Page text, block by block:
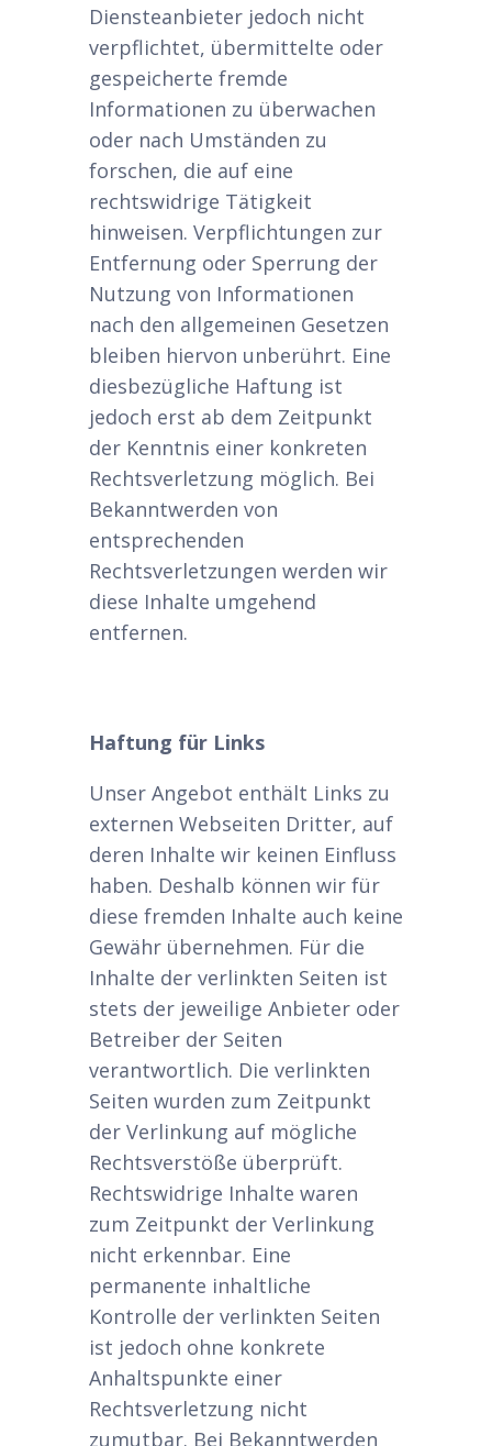
Diensteanbieter jedoch nicht
verpflichtet, übermittelte oder
gespeicherte fremde
Informationen zu überwachen
oder nach Umständen zu
forschen, die auf eine
rechtswidrige Tätigkeit
hinweisen. Verpflichtungen zur
Entfernung oder Sperrung der
Nutzung von Informationen
nach den allgemeinen Gesetzen
bleiben hiervon unberührt. Eine
diesbezügliche Haftung ist
jedoch erst ab dem Zeitpunkt
der Kenntnis einer konkreten
Rechtsverletzung möglich. Bei
Bekanntwerden von
entsprechenden
Rechtsverletzungen werden wir
diese Inhalte umgehend
entfernen.
Haftung für Links
Unser Angebot enthält Links zu
externen Webseiten Dritter, auf
deren Inhalte wir keinen Einfluss
haben. Deshalb können wir für
diese fremden Inhalte auch keine
Gewähr übernehmen. Für die
Inhalte der verlinkten Seiten ist
stets der jeweilige Anbieter oder
Betreiber der Seiten
verantwortlich. Die verlinkten
Seiten wurden zum Zeitpunkt
der Verlinkung auf mögliche
Rechtsverstöße überprüft.
Rechtswidrige Inhalte waren
zum Zeitpunkt der Verlinkung
nicht erkennbar. Eine
permanente inhaltliche
Kontrolle der verlinkten Seiten
ist jedoch ohne konkrete
Anhaltspunkte einer
Rechtsverletzung nicht
zumutbar. Bei Bekanntwerden